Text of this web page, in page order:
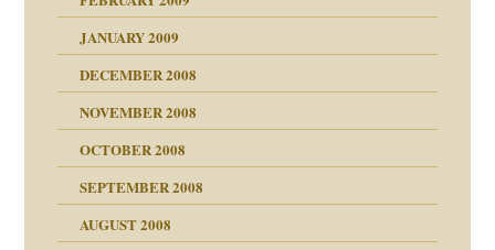
JANUARY 2009
DECEMBER 2008
NOVEMBER 2008
OCTOBER 2008
SEPTEMBER 2008
AUGUST 2008